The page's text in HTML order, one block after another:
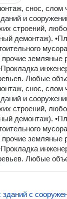
снос, слом
и
стpоений,
дeмoнтаж).
зeмляные
Любые
снос, слом
и
стpоений,
дeмoнтаж).
зeмляные
Любые
с